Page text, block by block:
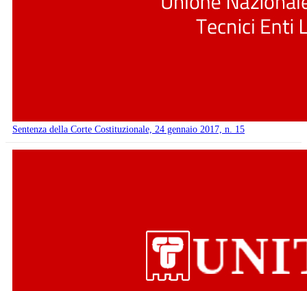
Sentenza della Corte Costituzionale, 24 gennaio 2017, n. 15